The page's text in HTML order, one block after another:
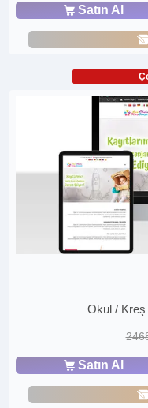
Satın Al
Okul / Kreş
Satın Al